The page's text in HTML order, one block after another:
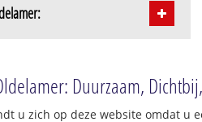
Duurzaam,
u zich op deze website omdat u